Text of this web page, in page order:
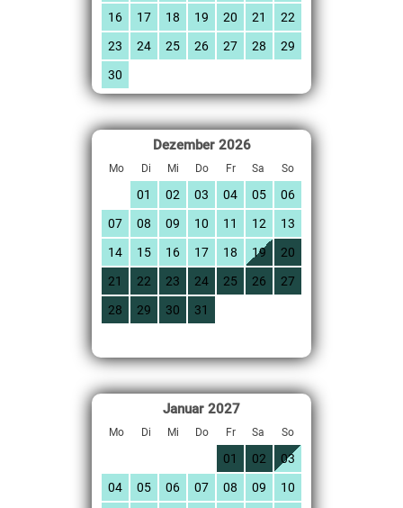
16
17 18 19 20 21
22
23
24 25 26 27 28
29
30
Dezember 2026
Mo Di Mi Do Fr Sa So
01 02 03 04 05
06
07
08 09 10 11 12
13
14
15 16 17 18 19
20
21
22 23 24 25 26
27
28
29 30 31
Januar 2027
Mo Di Mi Do Fr Sa So
01 02
03
04
05 06 07 08 09
10